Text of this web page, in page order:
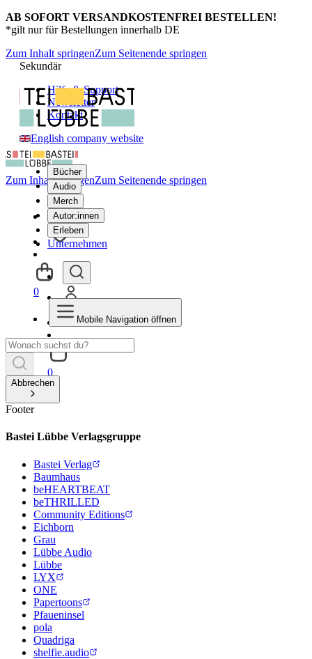
AB SOFORT VERSANDKOSTENFREI BESTELLEN!
*gilt nur für Bestellungen innerhalb DE
Zum Inhalt springenZum Seitenende springen
Sekundär
Hilfe & Support
Newsletter
Kontakt
English company website
Bücher
Audio
Merch
Autor:innen
Erleben
Unternehmen
0
Zum Inhalt springenZum Seitenende springen
0
Mobile Navigation öffnen
Abbrechen
Footer
Bastei Lübbe Verlagsgruppe
Bastei Verlag
Baumhaus
beHEARTBEAT
beTHRILLED
Community Editions
Eichborn
Grau
Lübbe Audio
Lübbe
LYX
ONE
Papertoons
Pfaueninsel
pola
Quadriga
shelfie.audio